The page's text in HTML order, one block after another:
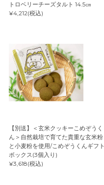
トロベリーチーズタルト 14.5㎝
¥4,212(税込)
【別送】＜玄米クッキーこめぞうく
ん＞自然栽培で育てた貴重な玄米粉
と小麦粉を使用/こめぞうくんギフト
ボックス(3個入り)
¥3,618(税込)